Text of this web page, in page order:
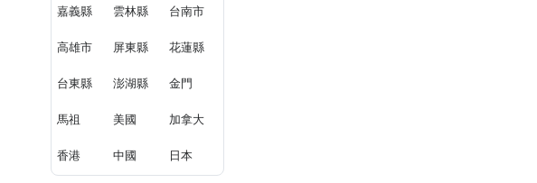
嘉義縣 雲林縣 台南市
高雄市 屏東縣 花蓮縣
台東縣 澎湖縣 金門
馬祖 美國 加拿大
香港 中國 日本